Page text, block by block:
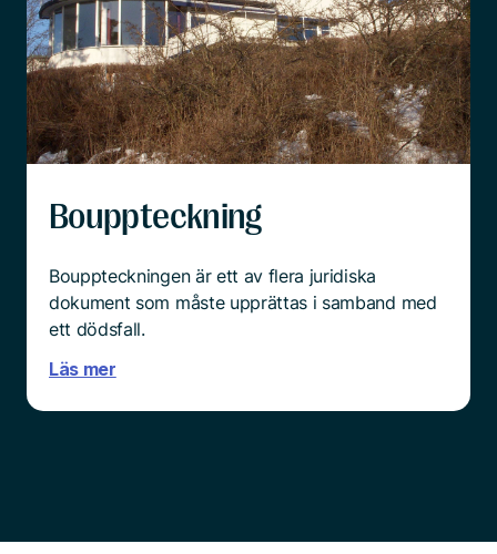
Bouppteckning
Bouppteckningen är ett av flera juridiska
dokument som måste upprättas i samband med
ett dödsfall.
Läs mer